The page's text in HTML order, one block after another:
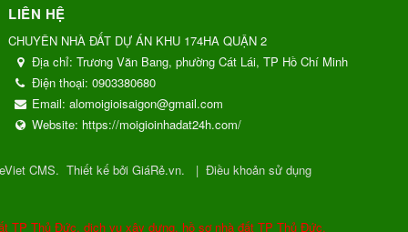
LIÊN HỆ
CHUYÊN NHÀ ĐẤT DỰ ÁN KHU 174HA QUẬN 2
Địa chỉ:Trương Văn Bang, phường Cát Lái, TP Hồ Chí Minh
Điện thoại:0903380680
Email:alomoigioisaigon@gmail.com
Website: https://moigioinhadat24h.com/
CMS. Thiết kế bởi GiáRẻ.vn. | Điều khoản sử dụng
TP Thủ Đức, dịch vụ xây dựng, hồ sơ nhà đất TP Thủ Đức.